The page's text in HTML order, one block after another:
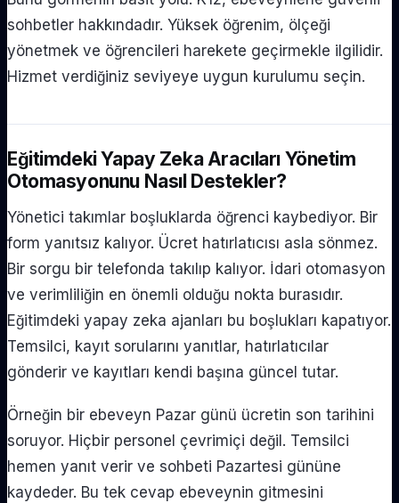
sohbetler hakkındadır. Yüksek öğrenim, ölçeği
yönetmek ve öğrencileri harekete geçirmekle ilgilidir.
Hizmet verdiğiniz seviyeye uygun kurulumu seçin.
Eğitimdeki Yapay Zeka Aracıları Yönetim
Otomasyonunu Nasıl Destekler?
Yönetici takımlar boşluklarda öğrenci kaybediyor. Bir
form yanıtsız kalıyor. Ücret hatırlatıcısı asla sönmez.
Bir sorgu bir telefonda takılıp kalıyor. İdari otomasyon
ve verimliliğin en önemli olduğu nokta burasıdır.
Eğitimdeki yapay zeka ajanları bu boşlukları kapatıyor.
Temsilci, kayıt sorularını yanıtlar, hatırlatıcılar
gönderir ve kayıtları kendi başına güncel tutar.
Örneğin bir ebeveyn Pazar günü ücretin son tarihini
soruyor. Hiçbir personel çevrimiçi değil. Temsilci
hemen yanıt verir ve sohbeti Pazartesi gününe
kaydeder. Bu tek cevap ebeveynin gitmesini